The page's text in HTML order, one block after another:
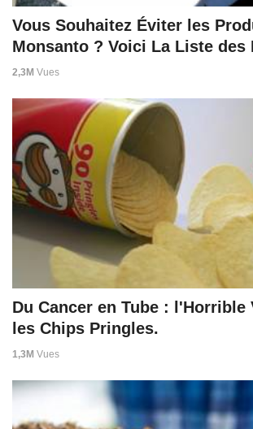
Vous Souhaitez Éviter les
Monsanto ? Voici La Liste des
2,3M Vues
Du Cancer en Tube : l'Horrible
les Chips Pringles.
1,3M Vues